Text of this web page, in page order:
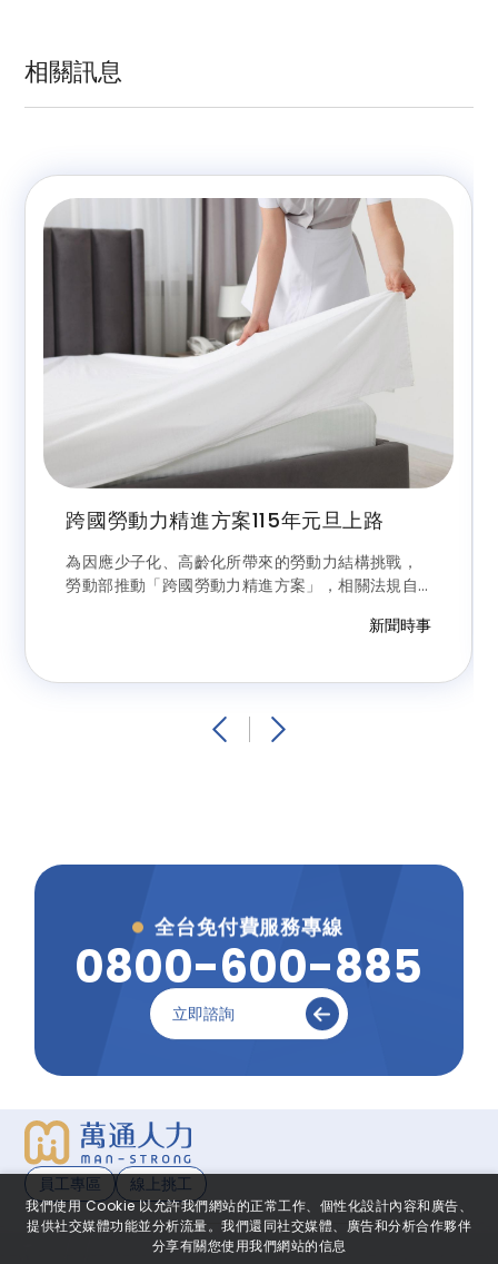
相關訊息
跨國勞動力精進方案115年元旦上路
為因應少子化、高齡化所帶來的勞動力結構挑戰，
勞動部推動「跨國勞動力精進方案」，相關法規自
工名額、擴大外國技術人力來源可自海外引進及鬆
兼顧本國勞工薪資成長與就業權益。
新聞時事
全台免付費服務專線
0800-600-885
立即諮詢
員工專區 線上挑工
我們使用 Cookie 以允許我們網站的正常工作、個性化設計內容和廣告、
提供社交媒體功能並分析流量。我們還同社交媒體、廣告和分析合作夥伴
分享有關您使用我們網站的信息